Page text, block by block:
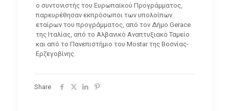
ο συντονιστής του Ευρωπαϊκού Προγράμματος,
παρευρέθησαν εκπρόσωποι των υπολοίπων
εταίρων του προγράμματος, από τον Δήμο Gerace
της Ιταλίας, από το Αλβανικό Αναπτυξιακό Ταμείο
και από το Πανεπιστήμιο του Mostar της Βοσνίας-
Ερζεγοβίνης.
Share